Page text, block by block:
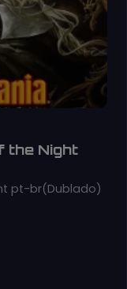
the Night
pt-br(Dublado)